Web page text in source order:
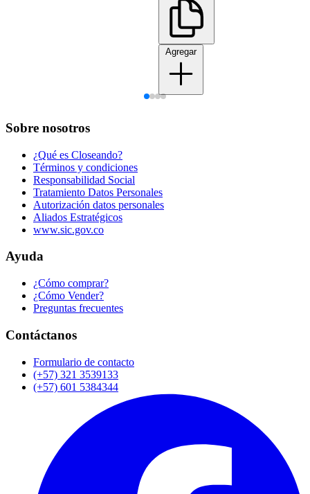
Agregar
Sobre nosotros
¿Qué es Closeando?
Términos y condiciones
Responsabilidad Social
Tratamiento Datos Personales
Autorización datos personales
Aliados Estratégicos
www.sic.gov.co
Ayuda
¿Cómo comprar?
¿Cómo Vender?
Preguntas frecuentes
Contáctanos
Formulario de contacto
(+57) 321 3539133
(+57) 601 5384344